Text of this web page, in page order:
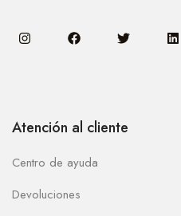
Atención al cliente
Centro de ayuda
Devoluciones